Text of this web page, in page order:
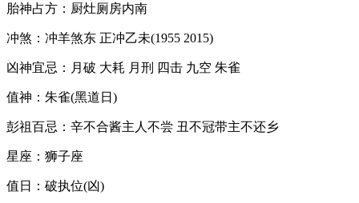
胎神占方：厨灶厕房内南
冲煞：冲羊煞东 正冲乙未(1955 2015)
凶神宜忌：月破 大耗 月刑 四击 九空 朱雀
值神：朱雀(黑道日)
彭祖百忌：辛不合酱主人不尝 丑不冠带主不还乡
星座：狮子座
值日：破执位(凶)